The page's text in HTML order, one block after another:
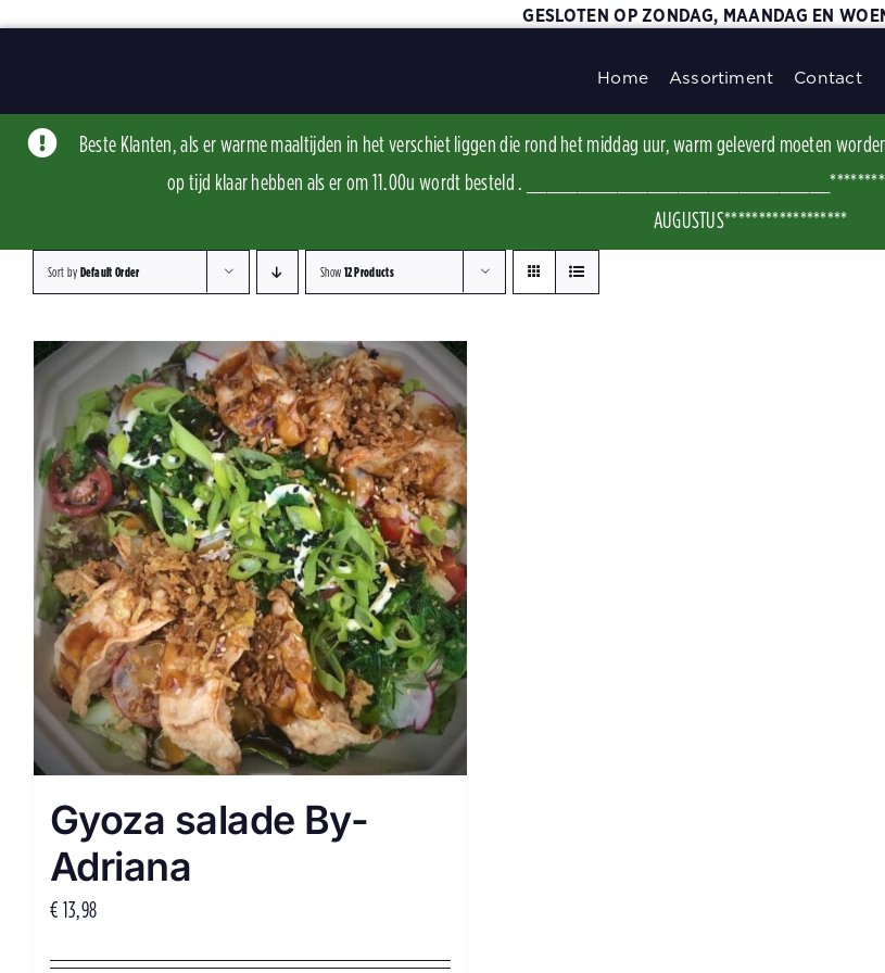
Skip
GESLOTEN OP ZONDAG, MAANDAG EN
Home Assortiment Contact
Beste Klanten, als er warme maaltijden in het verschiet liggen die rond het middag uur, warm geleverd moeten
op tijd klaar hebben als er om 11.00u wordt besteld .
AUGUSTUS******************
Sort byDefault Order Show12 Products
Gyoza salade By-
Adriana
€13,98